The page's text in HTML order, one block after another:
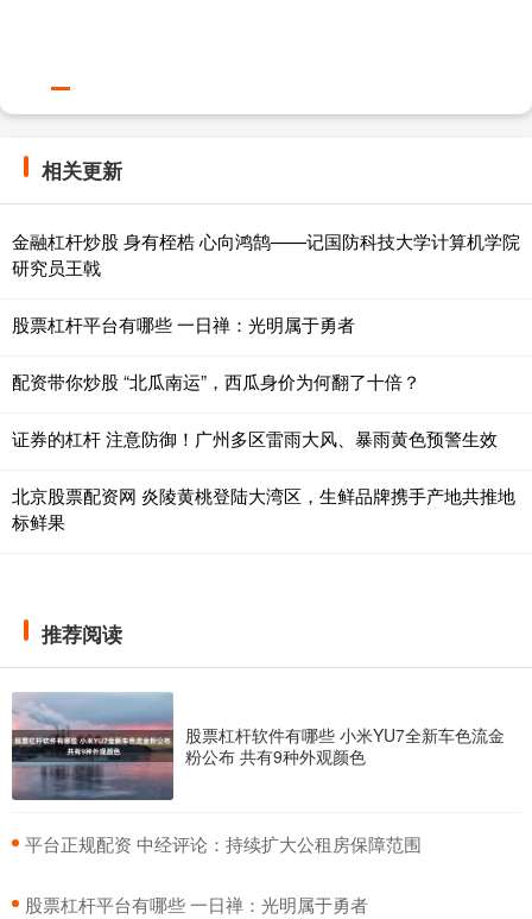
相关更新
金融杠杆炒股 身有桎梏 心向鸿鹄——记国防科技大学计算机学院
研究员王戟
股票杠杆平台有哪些 一日禅：光明属于勇者
配资带你炒股 “北瓜南运”，西瓜身价为何翻了十倍？
证券的杠杆 注意防御！广州多区雷雨大风、暴雨黄色预警生效
北京股票配资网 炎陵黄桃登陆大湾区，生鲜品牌携手产地共推地
标鲜果
推荐阅读
股票杠杆软件有哪些 小米YU7全新车色流金
粉公布 共有9种外观颜色
​平台正规配资 中经评论：持续扩大公租房保障范围
​股票杠杆平台有哪些 一日禅：光明属于勇者